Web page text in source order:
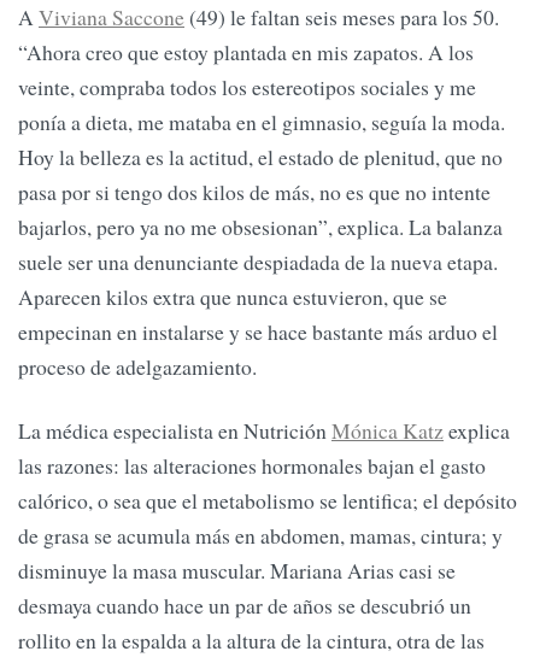
AViviana Saccone(49) le faltan seis meses para los 50.
“Ahora creo que estoy plantada en mis zapatos. A los
veinte, compraba todos los estereotipos sociales y me
ponía a dieta, me mataba en el gimnasio, seguía la moda.
Hoy la belleza es la actitud, el estado de plenitud, que no
pasa por si tengo dos kilos de más, no es que no intente
bajarlos, pero ya no me obsesionan”, explica. La balanza
suele ser una denunciante despiadada de la nueva etapa.
Aparecen kilos extra que nunca estuvieron, que se
empecinan en instalarse y se hace bastante más arduo el
proceso de adelgazamiento.
La médica especialista en NutriciónMónica Katzexplica
las razones: las alteraciones hormonales bajan el gasto
calórico, o sea que el metabolismo se lentifica; el depósito
de grasa se acumula más en abdomen, mamas, cintura; y
disminuye la masa muscular. Mariana Arias casi se
desmaya cuando hace un par de años se descubrió un
rollito en la espalda a la altura de la cintura, otra de las